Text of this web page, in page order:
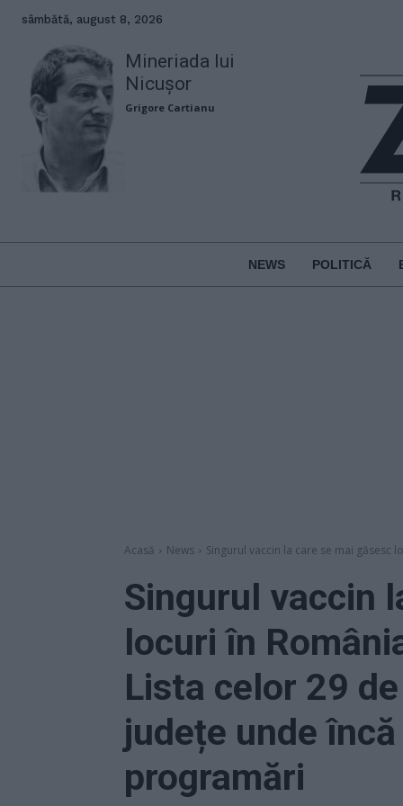
sâmbătă, august 8, 2026
Mineriada lui
Nicușor
Grigore Cartianu
NEWS POLITICĂ
Acasă News Singurul vaccin la care se mai găsesc
Singurul vaccin
locuri în
Lista celor 29
județe unde
programări